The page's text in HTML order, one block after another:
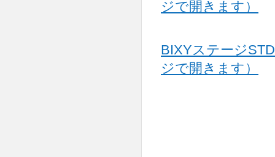
ジで開きます）
BIXYステージ
ジで開きます）